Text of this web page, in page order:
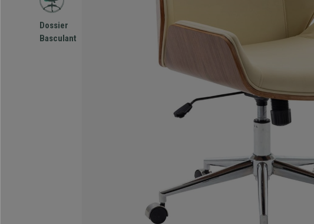
Dossier
Basculant